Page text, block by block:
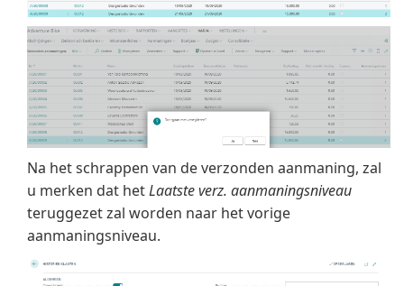
Na het schrappen van de verzonden aanmaning, zal
u merken dat hetLaatste verz. aanmaningsniveau
teruggezet zal worden naar het vorige
aanmaningsniveau.